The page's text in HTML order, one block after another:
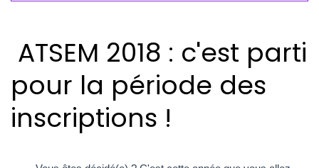
ATSEM 2018 : c'est parti
pour la période des
inscriptions !